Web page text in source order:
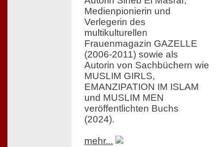
Medienpionierin und
Verlegerin des
multikulturellen
Frauenmagazin GAZELLE
(2006-2011) sowie als
Autorin von Sachbüchern wie
MUSLIM GIRLS,
EMANZIPATION IM ISLAM
und MUSLIM MEN
veröffentlichten Buchs
(2024).
mehr...